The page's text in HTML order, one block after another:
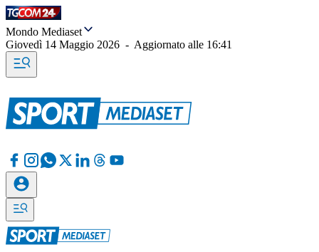
Mondo Mediaset
Giovedì 14 Maggio 2026 - Aggiornato alle 16:41